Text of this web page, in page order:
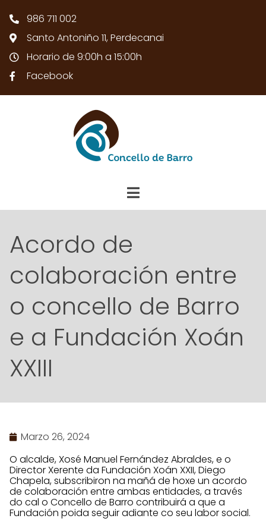
986 711 002
Santo Antoniño 11, Perdecanai
Horario de 9:00h a 15:00h
Facebook
Acordo de
colaboración entre
o concello de Barro
e a Fundación Xoán
XXIII
Marzo 26, 2024
O alcalde, Xosé Manuel Fernández Abraldes, e o
Director Xerente da Fundación Xoán XXII, Diego
Chapela, subscribiron na mañá de hoxe un acordo
de colaboración entre ambas entidades, a través
do cal o Concello de Barro contribuirá a que a
Fundación poida seguir adiante co seu labor social.